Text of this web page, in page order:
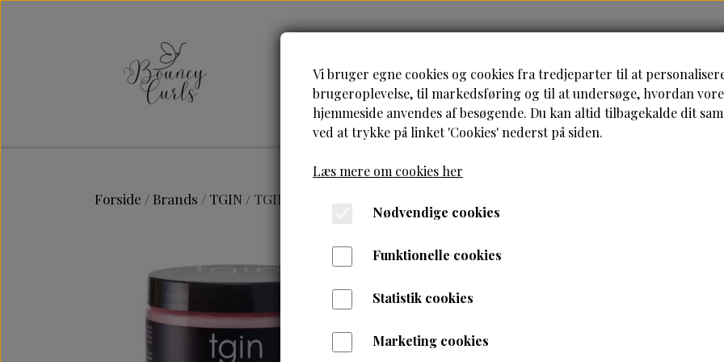
HJEM HÅRPLEJE HUDPLEJE
Forside Brands TGIN TGIN-Rose Water Hydrating Hair Mask 340 g
TGIN-Rose Water
116,35 kr.
Vi bruger egne cookies og cookies fra tredjeparter til at
brugeroplevelse, til markedsføring og til at undersøge, hvordan
hjemmeside anvendes af besøgende. Du kan altid tilbagekalde dit
ved at trykke på linket 'Cookies' nederst på siden.
Læs mere om cookies her
Nødvendige cookies
Funktionelle cookies
Statistik cookies
Marketing cookies